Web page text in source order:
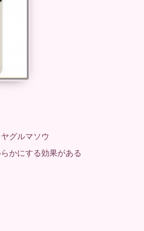
グルマソウ
かにする効果がある